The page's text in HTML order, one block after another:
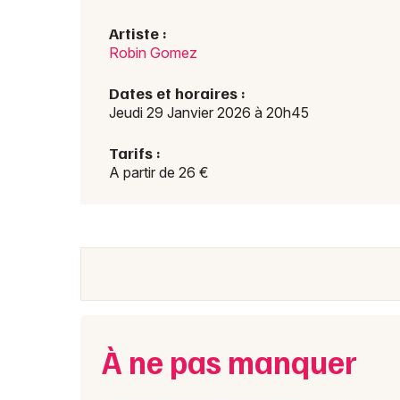
Artiste :
Robin Gomez
Dates et horaires :
Jeudi 29 Janvier 2026 à 20h45
Tarifs :
A partir de 26 €
À ne pas manquer